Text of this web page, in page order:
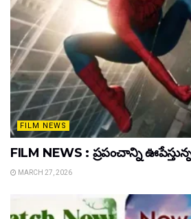
FILM NEWS
FILM NEWS : ప్రపంచాన్ని
MARCH 27, 2026